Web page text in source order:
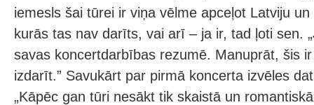
iemesls šai tūrei ir viņa vēlme apceļot Latviju
kurās tas nav darīts, vai arī – ja ir, tad ļoti sen.
savas koncertdarbības rezumē. Manuprāt, šis
izdarīt.” Savukārt par pirmā koncerta izvēles
„Kāpēc gan tūri nesākt tik skaistā un